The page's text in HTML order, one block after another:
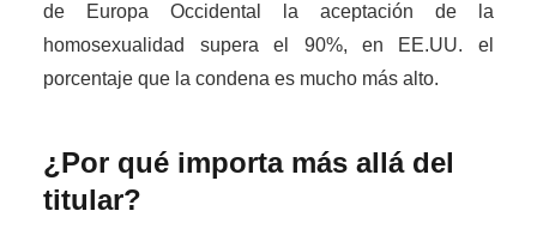
de Europa Occidental la aceptación de la
homosexualidad supera el 90%, en EE.UU. el
porcentaje que la condena es mucho más alto.
¿Por qué importa más allá del
titular?